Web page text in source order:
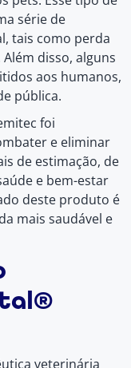
série de
tais como perda
disso, alguns
aos humanos,
pública.
foi
e eliminar
de estimação, de
e bem-estar
deste produto é
mais saudável e
veterinária